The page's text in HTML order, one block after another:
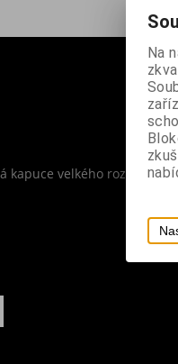
kapuce velkého rozměru,
Na